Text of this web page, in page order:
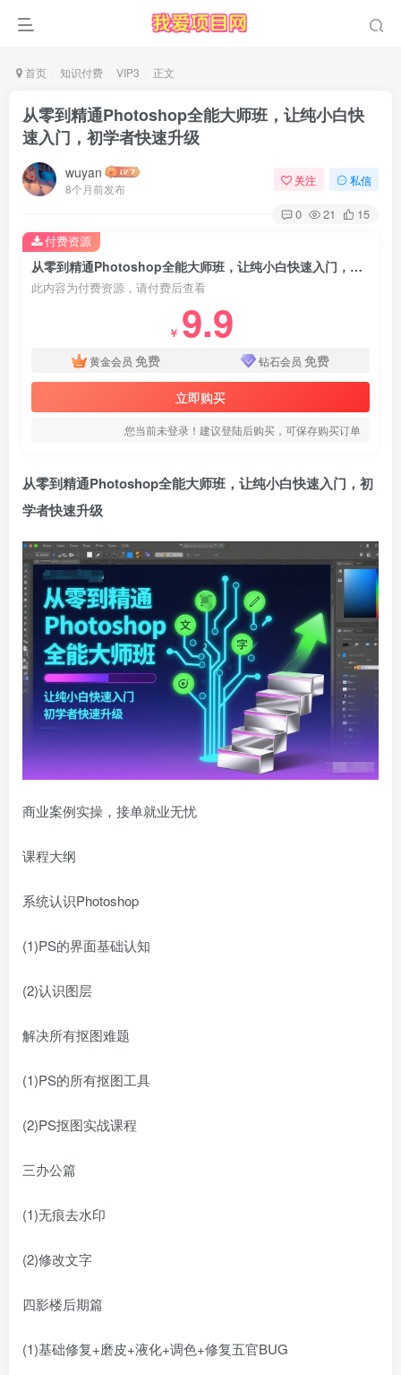
首页 知识付费 VIP3 正文
从零到精通Photoshop全能大师班，让纯小白快
速入门，初学者快速升级
wuyan
8个月前发布
关注 私信
0 21 15
从零到精通Photoshop全能大师班，让纯小白快速入门，初学者快速升级
此内容为付费资源，请付费后查看
￥ 9.9
黄金会员 免费 钻石会员 免费
立即购买
您当前未登录！建议登陆后购买，可保存购买订单
付费资源
从零到精通Photoshop全能大师班，让纯小白快速入门，初
学者快速升级
商业案例实操，接单就业无忧
课程大纲
系统认识Photoshop
(1)PS的界面基础认知
(2)认识图层
解决所有抠图难题
(1)PS的所有抠图工具
(2)PS抠图实战课程
三办公篇
(1)无痕去水印
(2)修改文字
四影楼后期篇
(1)基础修复+磨皮+液化+调色+修复五官BUG